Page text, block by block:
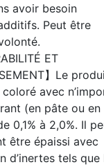
avoir besoin
Peut être
ET
】Le
avec
(en pâte ou en
0,1% à 2,0%. Il
être épaissi avec
d’inertes tels que